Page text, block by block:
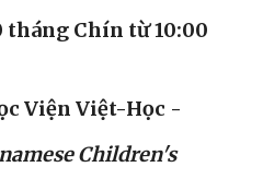
tháng Chín từ 10:00
Viện Việt-Học -
Children's